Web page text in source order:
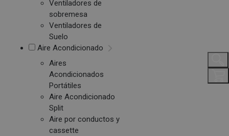
Ventiladores de
sobremesa
Ventiladores de
Suelo
Aire Acondicionado
Aires
Acondicionados
Portátiles
Aire Acondicionado
Split
Aire por conductos y
cassette